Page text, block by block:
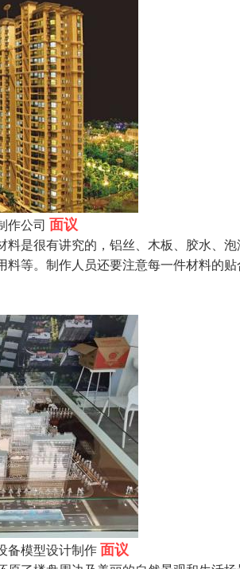
作公司 面议
料是很有讲究的，铝丝、木板、胶水、
料等。制作人员还要注意每一件材料的
备模型设计制作面议